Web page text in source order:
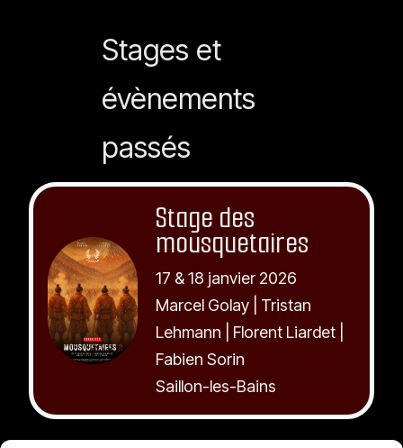
Stages et
évènements
passés
Stage des
mousquetaires
17 & 18 janvier 2026
Marcel Golay | Tristan
Lehmann | Florent Liardet |
Fabien Sorin
Saillon-les-Bains